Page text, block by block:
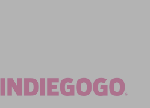
Stunden. Das
hervorragend.